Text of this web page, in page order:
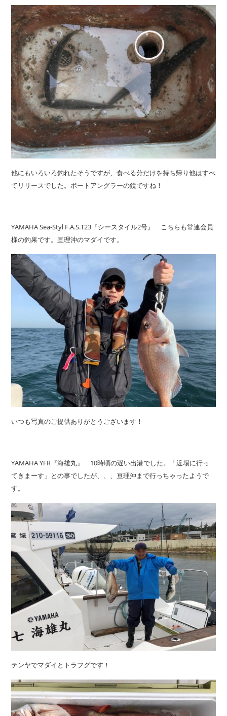
他にもいろいろ釣れたそうですが、食べる分だけを持ち帰り他はすべ
てリリースでした。ボートアングラーの鏡ですね！
YAMAHA Sea-Styl F.A.S.T23『シースタイル2号』 こちらも常連会員
様の釣果です。亘理沖のマダイです。
いつも写真のご提供ありがとうございます！
YAMAHA YFR『海雄丸』 10時頃の遅い出港でした。「近場に行っ
てきまーす」との事でしたが、、、亘理沖まで行っちゃったようで
す。
テンヤでマダイとトラフグです！